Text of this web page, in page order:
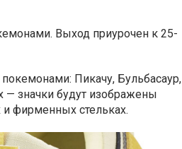
Выход приурочен к 25-
Пикачу, Бульбасаур,
— значки будут изображены
и фирменных стельках.